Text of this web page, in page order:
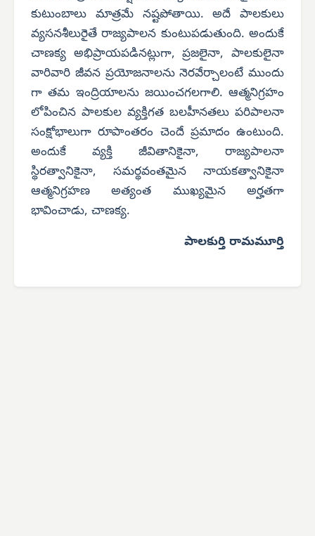
కుటుంబాలు మాత్రమే నష్టపోతాయి. అదే పాలకులు
వ్యసనశీలురైతే రాజ్యపాలన కుంటుపడుతుంది. అందుకే
చాణక్య అభిప్రాయపడినట్లుగా, ప్రజలైనా, పాలకులైనా
వారివారి జీవన ప్రయోజనాలను నెరవేర్చాలంటే ముందు
గా తమ ఇంద్రియాలను జయించగలగాలి. ఆత్మనిగ్రహం
లోపించిన పాలకుల వ్యక్తిగత బలహీనతలు పరిపాలనా
సంక్షోభాలుగా రూపాంతరం చెందే ప్రమాదం ఉంటుంది.
అందుకే వ్యక్తి జీవితానికైనా, రాజ్యపాలనా
స్థిరత్వానికైనా, సమర్థవంతమైన నాయకత్వానికైనా
ఆత్మనిగ్రహణ అత్యంత ముఖ్యమైన అర్హతగా
భావించాడు, చాణక్య.
పాలకుర్తి రామమూర్తి